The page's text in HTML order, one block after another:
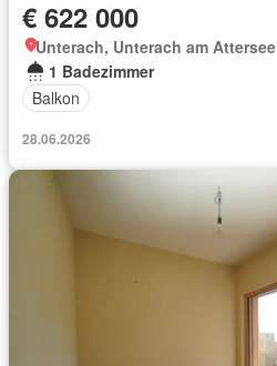
€ 622 000
Unterach, Unterach am Attersee
1 Badezimmer
Balkon
28.06.2026